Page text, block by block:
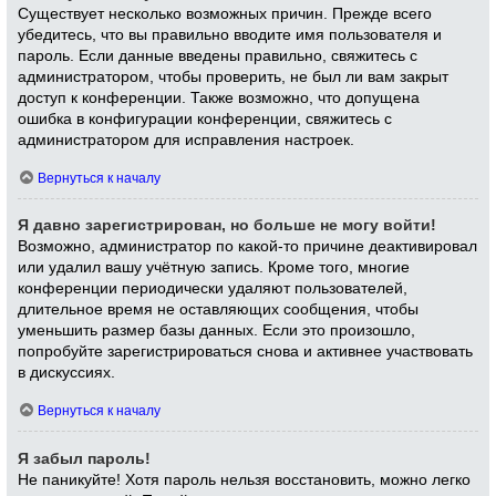
Существует несколько возможных причин. Прежде всего
убедитесь, что вы правильно вводите имя пользователя и
пароль. Если данные введены правильно, свяжитесь с
администратором, чтобы проверить, не был ли вам закрыт
доступ к конференции. Также возможно, что допущена
ошибка в конфигурации конференции, свяжитесь с
администратором для исправления настроек.
Вернуться к началу
Я давно зарегистрирован, но больше не могу войти!
Возможно, администратор по какой-то причине деактивировал
или удалил вашу учётную запись. Кроме того, многие
конференции периодически удаляют пользователей,
длительное время не оставляющих сообщения, чтобы
уменьшить размер базы данных. Если это произошло,
попробуйте зарегистрироваться снова и активнее участвовать
в дискуссиях.
Вернуться к началу
Я забыл пароль!
Не паникуйте! Хотя пароль нельзя восстановить, можно легко